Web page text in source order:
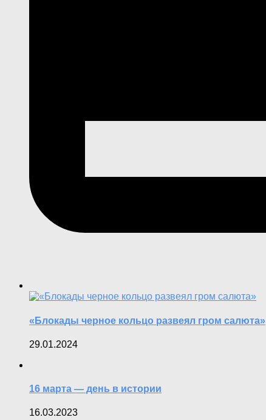
«Блокады черное кольцо развеял гром салюта»
29.01.2024
16 марта — день в истории
16.03.2023